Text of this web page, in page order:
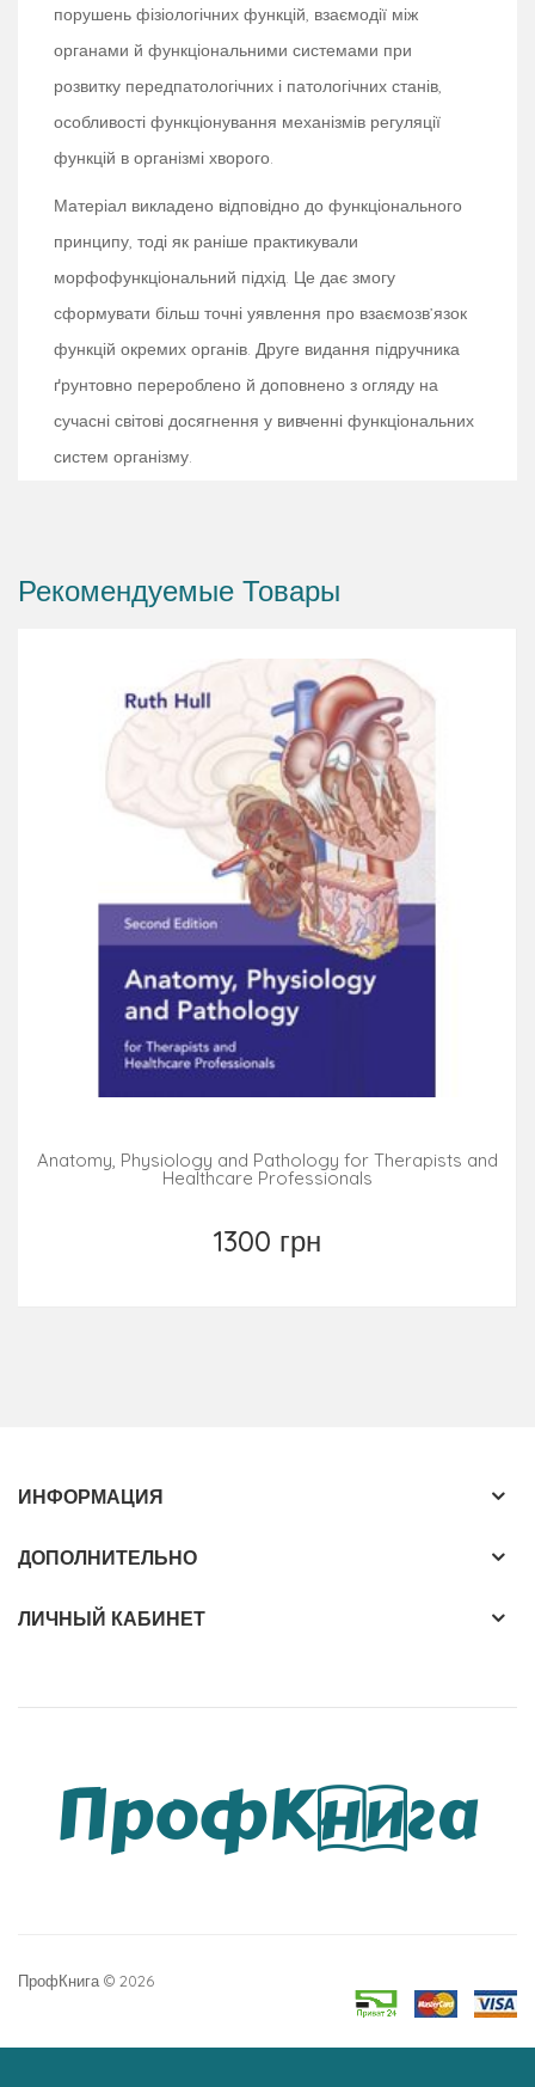
порушень фізіологічних функцій, взаємодії між
органами й функціональними системами при
розвитку передпатологічних і патологічних станів,
особливості функціонування механізмів регуляції
функцій в організмі хворого.
Матеріал викладено відповідно до функціонального
принципу, тоді як раніше практикували
морфофункціональний підхід. Це дає змогу
сформувати більш точні уявлення про взаємозв’язок
функцій окремих органів. Друге видання підручника
ґрунтовно перероблено й доповнено з огляду на
сучасні світові досягнення у вивченні функціональних
систем організму.
може бути корисним для лікарів усіх спеціальностей.
Рекомендуемые Товары
Anatomy, Physiology and Pathology for Therapists and
Healthcare Professionals
1300 грн
ИНФОРМАЦИЯ
ДОПОЛНИТЕЛЬНО
ЛИЧНЫЙ КАБИНЕТ
ПрофКнига © 2026